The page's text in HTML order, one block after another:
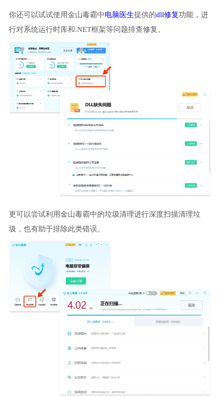
你还可以试试使用金山毒霸中电脑医生提供的dll修复功能，进
行对系统运行时库和.NET框架等问题排查修复。
更可以尝试利用金山毒霸中的垃圾清理进行深度扫描清理垃
圾，也有助于排除此类错误。